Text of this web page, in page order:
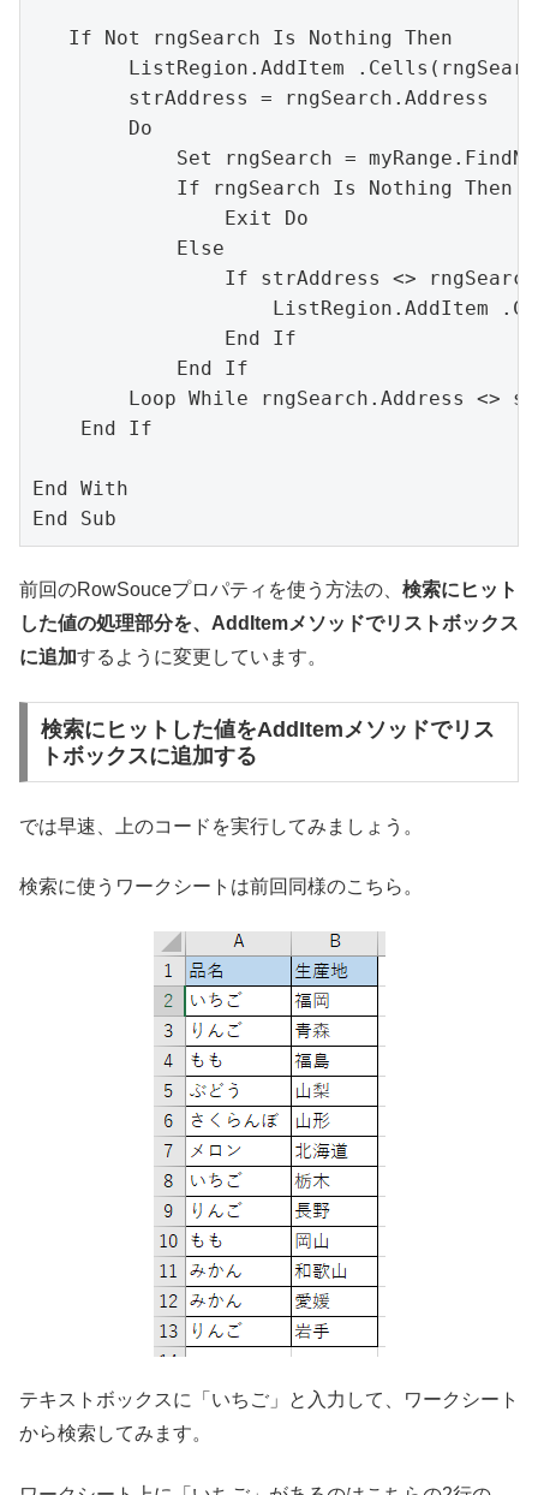
If Not rngSearch Is Nothing Then
ListRegion.AddItem
        strAddress = rngSearch.Address
        Do
Set rngSearch =
            If rngSearch Is Nothing Then
                Exit Do
            Else
If strAddress <>
ListRegion.AddItem
                End If
            End If
Loop While rngSearch.Address <>
    End If
End With
End Sub
前回のRowSouceプロパティを使う方法の、 検索にヒット
した値の処理部分を、AddItemメソッドでリストボックス
に追加するように変更しています。
検索にヒットした値をAddItemメソッドでリス
トボックスに追加する
では早速、上のコードを実行してみましょう。
検索に使うワークシートは前回同様のこちら。
テキストボックスに「いちご」と入力して、ワークシート
から検索してみます。